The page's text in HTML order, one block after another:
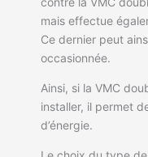
mais effectue
Ce dernier peut
occasionnée.
Ainsi, si la VMC
installer, il permet
d’énergie.